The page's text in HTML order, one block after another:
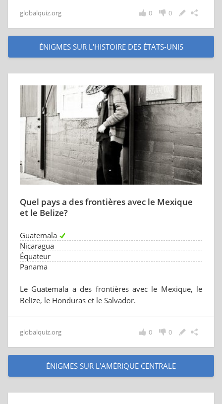
globalquiz.org 0
0
ÉNIGMES SUR L'HISTOIRE DES ÉTATS-UNIS
Quel pays a des frontières avec le Mexique
et le Belize?
Guatemala
Nicaragua
Équateur
Panama
Le Guatemala a des frontières avec le Mexique, le
Belize, le Honduras et le Salvador.
globalquiz.org 0
0
ÉNIGMES SUR L'AMÉRIQUE CENTRALE